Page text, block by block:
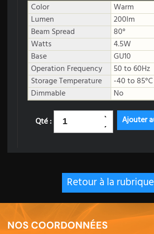
Color Warm
Lumen
200lm
Beam Spread
80°
Watts
4.5W
Base
GU10
Operation Frequency
50 to 60Hz
Storage Temperature
-40 to 85°C
Dimmable
No
Qté :
Retour à la rubrique
NOS COORDONNÉES